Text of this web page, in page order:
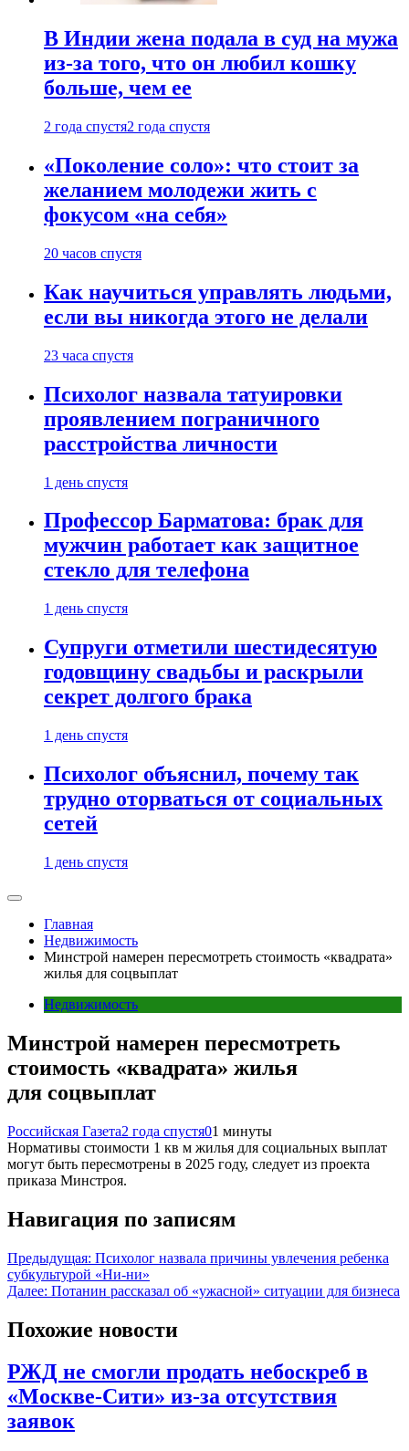
В Индии жена подала в суд на мужа
из-за того, что он любил кошку
больше, чем ее
2 года спустя2 года спустя
«Поколение соло»: что стоит за
желанием молодежи жить с
фокусом «на себя»
20 часов спустя
Как научиться управлять людьми,
если вы никогда этого не делали
23 часа спустя
Психолог назвала татуировки
проявлением пограничного
расстройства личности
1 день спустя
Профессор Барматова: брак для
мужчин работает как защитное
стекло для телефона
1 день спустя
Супруги отметили шестидесятую
годовщину свадьбы и раскрыли
секрет долгого брака
1 день спустя
Психолог объяснил, почему так
трудно оторваться от социальных
сетей
1 день спустя
Главная
Недвижимость
Минстрой намерен пересмотреть стоимость «квадрата»
жилья для соцвыплат
Недвижимость
Минстрой намерен пересмотреть
стоимость «квадрата» жилья
для соцвыплат
Российская Газета2 года спустя01 минуты
Нормативы стоимости 1 кв м жилья для социальных выплат
могут быть пересмотрены в 2025 году, следует из проекта
приказа Минстроя.
Навигация по записям
Предыдущая: Психолог назвала причины увлечения ребенка
субкультурой «Ни-ни»
Далее: Потанин рассказал об «ужасной» ситуации для бизнеса
Похожие новости
РЖД не смогли продать небоскреб в
«Москве-Сити» из-за отсутствия
заявок